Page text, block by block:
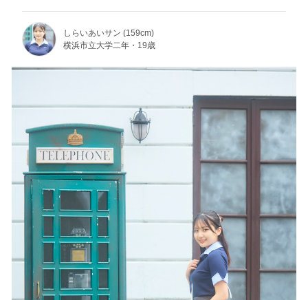
しらいあいサン (159cm)
横浜市立大学二年・19歳